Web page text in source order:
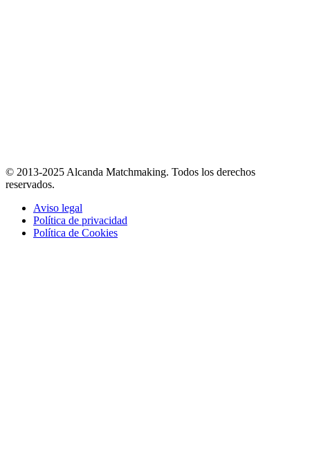
© 2013-2025 Alcanda Matchmaking. Todos los derechos
reservados.
Aviso legal
Política de privacidad
Política de Cookies